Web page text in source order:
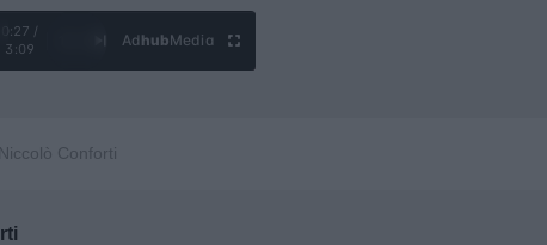
Análisis de la respuesta del Gobierno ante la crisis migratoria en Ceuta
0:28 /
3:09
Ad hubMedia
Conforti